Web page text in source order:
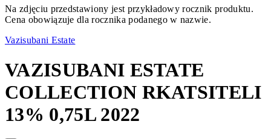
Na zdjęciu przedstawiony jest przykładowy rocznik produktu.
Cena obowiązuje dla rocznika podanego w nazwie.
Vazisubani Estate
VAZISUBANI ESTATE
COLLECTION RKATSITELI
13% 0,75L 2022